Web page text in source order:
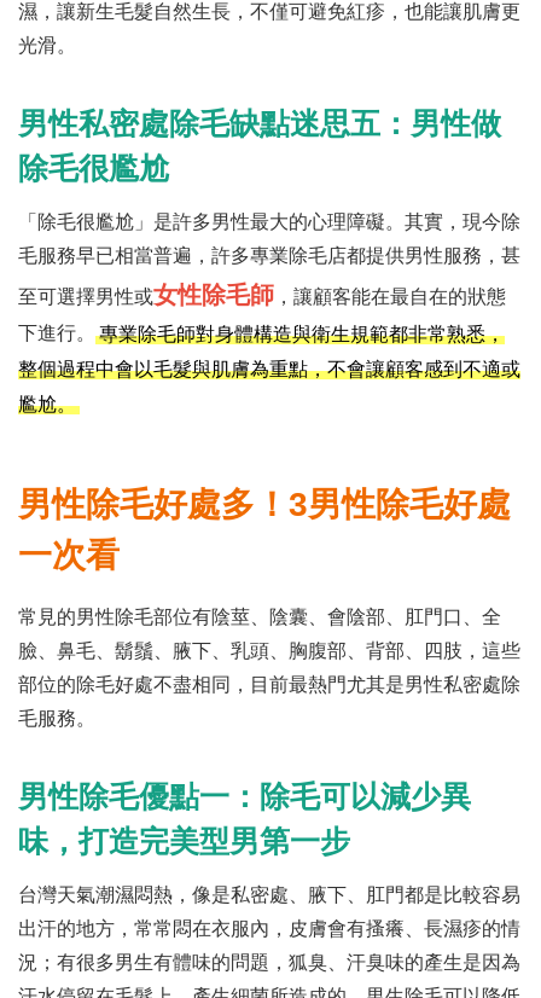
濕，讓新生毛髮自然生長，不僅可避免紅疹，也能讓肌膚更
光滑。
男性私密處除毛缺點迷思五：男性做
除毛很尷尬
「除毛很尷尬」是許多男性最大的心理障礙。其實，現今除
毛服務早已相當普遍，許多專業除毛店都提供男性服務，甚
至可選擇男性或女性除毛師 ，讓顧客能在最自在的狀態
下進行。
專業除毛師對身體構造與衛生規範都非常熟悉，
整個過程中會以毛髮與肌膚為重點，不會讓顧客感到不適或
尷尬。
男性除毛好處多！3男性除毛好處
一次看
常見的男性除毛部位有陰莖、陰囊、會陰部、肛門口、全
臉、鼻毛、鬍鬚、腋下、乳頭、胸腹部、背部、四肢，這些
部位的除毛好處不盡相同，目前最熱門尤其是男性私密處除
毛服務。
男性除毛優點一：除毛可以減少異
味，打造完美型男第一步
台灣天氣潮濕悶熱，像是私密處、腋下、肛門都是比較容易
出汗的地方，常常悶在衣服內，皮膚會有搔癢、長濕疹的情
況；有很多男生有體味的問題，狐臭、汗臭味的產生是因為